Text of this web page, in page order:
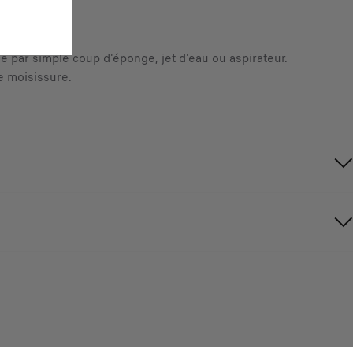
simple coup d'éponge, jet d'eau ou aspirateur.
moisissure.